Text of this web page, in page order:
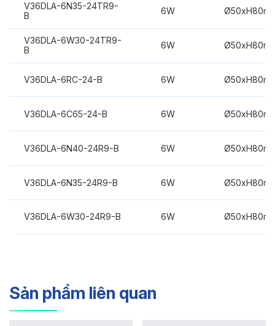
V36DLA-6N35-24TR9-
B
6W
V36DLA-6W30-24TR9-
B
6W
V36DLA-6RC-24-B 6W
V36DLA-6C65-24-B 6W
V36DLA-6N40-24R9-B 6W
V36DLA-6N35-24R9-B 6W
V36DLA-6W30-24R9-B 6W
Sản phẩm liên quan